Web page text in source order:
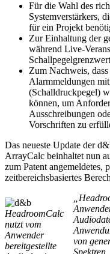
Für die Wahl des
Systemverstärkers,
für ein Projekt
Zur Einhaltung der
während Live-
Zum Nachweis,
Alarmmeldungen
(Schalldruckpegel)
können, um
Ausschreibungen
Vorschriften zu
Das neueste Update der
ArrayCalc beinhaltet nun
zum Patent angemeldetes,
zeitbereichsbasiertes
HeadroomCalc
nutzt vom
Anwender
bereitgestellte
von